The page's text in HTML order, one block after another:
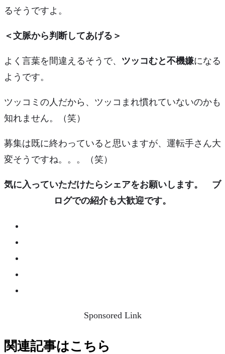
るそうですよ。
＜文脈から判断してあげる＞
よく言葉を間違えるそうで、 ツッコむと不機嫌になる
ようです。
ツッコミの人だから、ツッコまれ慣れていないのかも
知れません。（笑）
募集は既に終わっていると思いますが、運転手さん大
変そうですね。。。（笑）
気に入っていただけたらシェアをお願いします。 ブ
ログでの紹介も大歓迎です。
Sponsored Link
関連記事はこちら